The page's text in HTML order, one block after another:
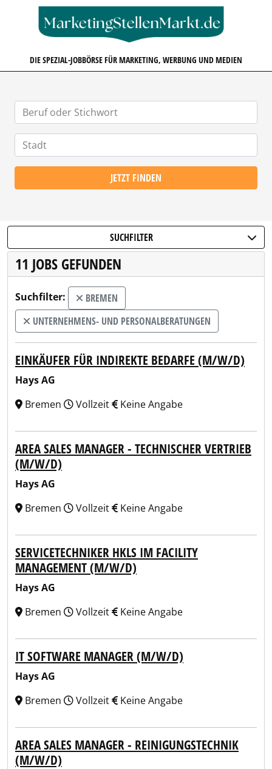
DIE SPEZIAL-JOBBÖRSE FÜR MARKETING, WERBUNG UND MEDIEN
JETZT FINDEN
SUCHFILTER
11 JOBS GEFUNDEN
Suchfilter:
BREMEN
UNTERNEHMENS- UND PERSONALBERATUNGEN
EINKÄUFER FÜR INDIREKTE BEDARFE (M/W/D)
Hays AG
Bremen
Vollzeit Keine Angabe
AREA SALES MANAGER - TECHNISCHER VERTRIEB
(M/W/D)
Hays AG
Bremen
Vollzeit Keine Angabe
SERVICETECHNIKER HKLS IM FACILITY
MANAGEMENT (M/W/D)
Hays AG
Bremen
Vollzeit Keine Angabe
IT SOFTWARE MANAGER (M/W/D)
Hays AG
Bremen
Vollzeit Keine Angabe
AREA SALES MANAGER - REINIGUNGSTECHNIK
(M/W/D)